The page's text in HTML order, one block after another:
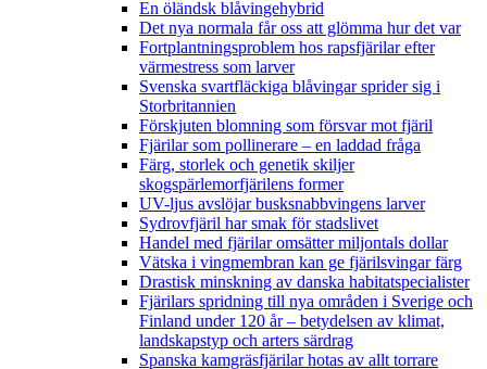
En öländsk blåvingehybrid
Det nya normala får oss att glömma hur det var
Fortplantningsproblem hos rapsfjärilar efter
värmestress som larver
Svenska svartfläckiga blåvingar sprider sig i
Storbritannien
Förskjuten blomning som försvar mot fjäril
Fjärilar som pollinerare – en laddad fråga
Färg, storlek och genetik skiljer
skogspärlemorfjärilens former
UV-ljus avslöjar busksnabbvingens larver
Sydrovfjäril har smak för stadslivet
Handel med fjärilar omsätter miljontals dollar
Vätska i vingmembran kan ge fjärilsvingar färg
Drastisk minskning av danska habitatspecialister
Fjärilars spridning till nya områden i Sverige och
Finland under 120 år– betydelsen av klimat,
landskapstyp och arters särdrag
Spanska kamgräsfjärilar hotas av allt torrare